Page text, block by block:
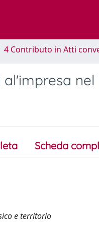
4 Contributo in Atti
nel
Scheda
e territorio